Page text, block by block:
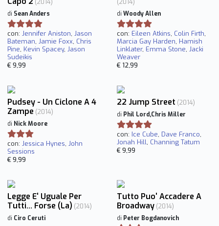
(2014)
di Sean Anders
con: Jennifer Aniston, Jason
Bateman, Jamie Foxx, Chris
Pine, Kevin Spacey, Jason
Sudeikis
€ 9,99
(2014)
di Woody Allen
con: Eileen Atkins, Colin Firth,
Marcia Gay Harden, Hamish
Linklater, Emma Stone, Jacki
Weaver
€ 12,99
Pudsey - Un Ciclone A 4
Zampe (2014)
di Nick Moore
con: Jessica Hynes, John
Sessions
€ 9,99
22 Jump Street (2014)
di Phil Lord,Chris Miller
con: Ice Cube, Dave Franco,
Jonah Hill, Channing Tatum
€ 9,99
Legge E' Uguale Per
Tutti... Forse (La) (2014)
di Ciro Ceruti
Tutto Puo' Accadere A
Broadway (2014)
di Peter Bogdanovich